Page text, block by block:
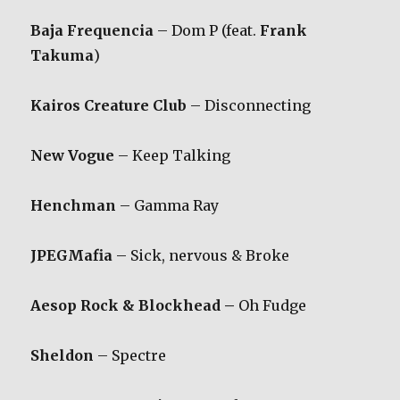
Baja Frequencia – Dom P (feat. Frank
Takuma)
Kairos Creature Club – Disconnecting
New Vogue – Keep Talking
Henchman – Gamma Ray
JPEGMafia – Sick, nervous & Broke
Aesop Rock & Blockhead – Oh Fudge
Sheldon – Spectre